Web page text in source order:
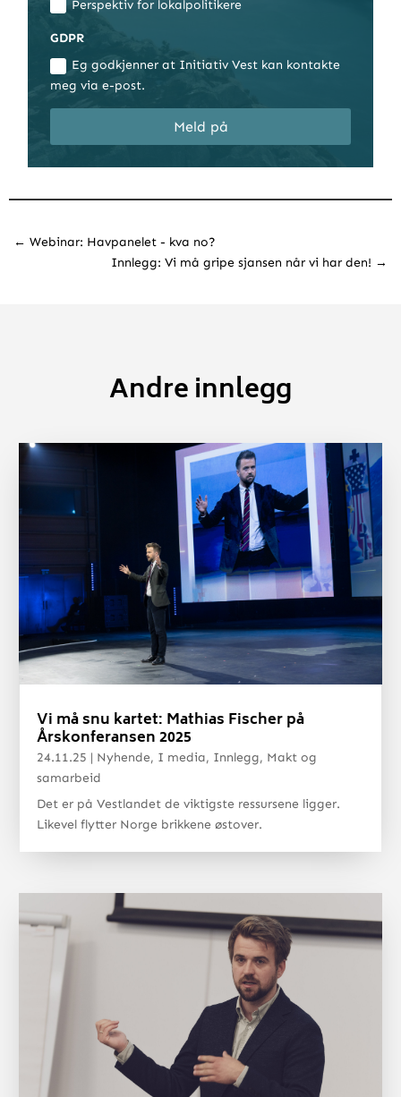
Perspektiv for lokalpolitikere
GDPR
Eg godkjenner at Initiativ Vest kan kontakte
meg via e-post.
Meld på
← Webinar: Havpanelet - kva no?
Innlegg: Vi må gripe sjansen når vi har den! →
Andre innlegg
Vi må snu kartet: Mathias Fischer på
Årskonferansen 2025
24.11.25 | Nyhende, I media, Innlegg, Makt og
samarbeid
Det er på Vestlandet de viktigste ressursene ligger.
Likevel flytter Norge brikkene østover.